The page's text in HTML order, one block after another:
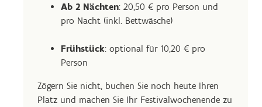
Ab 2 Nächten: 20,50 € pro Person und
pro Nacht (inkl. Bettwäsche)
Frühstück: optional für 10,20 € pro
Person
Zögern Sie nicht, buchen Sie noch heute Ihren
Platz und machen Sie Ihr Festivalwochenende zu